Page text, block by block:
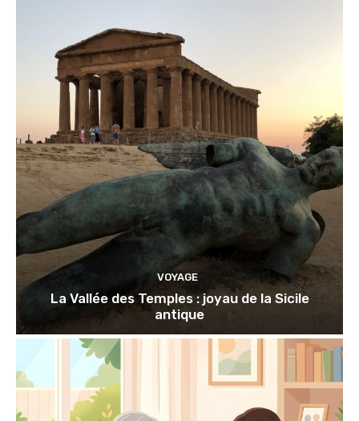
VOYAGE
La Vallée des Temples : joyau de la Sicile
antique